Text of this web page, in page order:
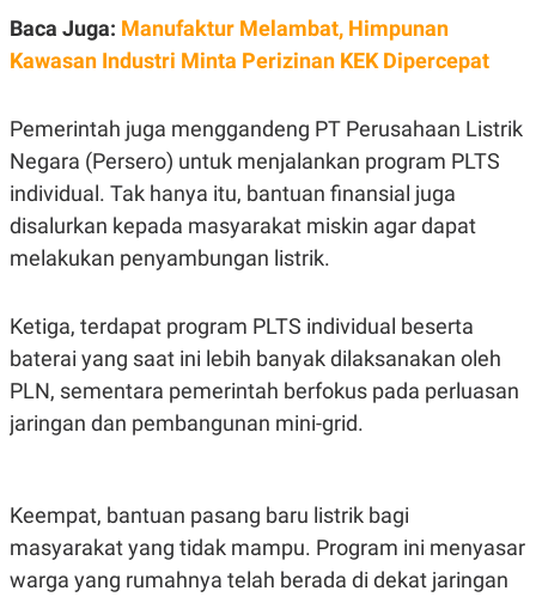
S
I
N
G
E
D
I
A
I
SITEMAP PROFILE TERM
OF
USE
PEDOMAN
PRIVACY
POLICY
Baca Juga: Manufaktur Melambat, Himpunan
Kawasan Industri Minta Perizinan KEK Dipercepat
Pemerintah juga menggandeng PT Perusahaan Listrik
Negara (Persero) untuk menjalankan program PLTS
individual. Tak hanya itu, bantuan finansial juga
disalurkan kepada masyarakat miskin agar dapat
melakukan penyambungan listrik.
Ketiga, terdapat program PLTS individual beserta
baterai yang saat ini lebih banyak dilaksanakan oleh
PLN, sementara pemerintah berfokus pada perluasan
jaringan dan pembangunan mini-grid.
Keempat, bantuan pasang baru listrik bagi
masyarakat yang tidak mampu. Program ini menyasar
warga yang rumahnya telah berada di dekat jaringan